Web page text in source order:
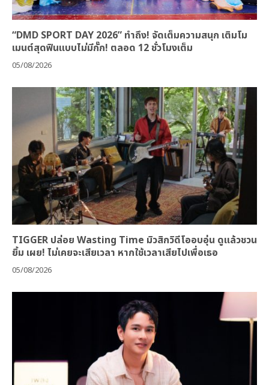
“DMD SPORT DAY 2026” ทำถึง! จัดเต็มความสนุก เติมโม
เมนต์สุดฟินแบบไม่มีกั๊ก! ตลอด 12 ชั่วโมงเต็ม
05/08/2026
TIGGER ปล่อย Wasting Time มิวสิกวิดีโออบอุ่น ดูแล้วชวน
ยิ้ม เผย! ไม่เคยจะเสียเวลา หากใช้เวลาเสียไปเพื่อเธอ
05/08/2026